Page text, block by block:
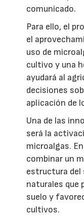
comunicado.
Para ello, el
el
uso de
cultivo y una
ayudará al
decisiones
aplicación de
Una de las
será la
microalgas.
combinar un
estructura del
naturales que
suelo y
cultivos.